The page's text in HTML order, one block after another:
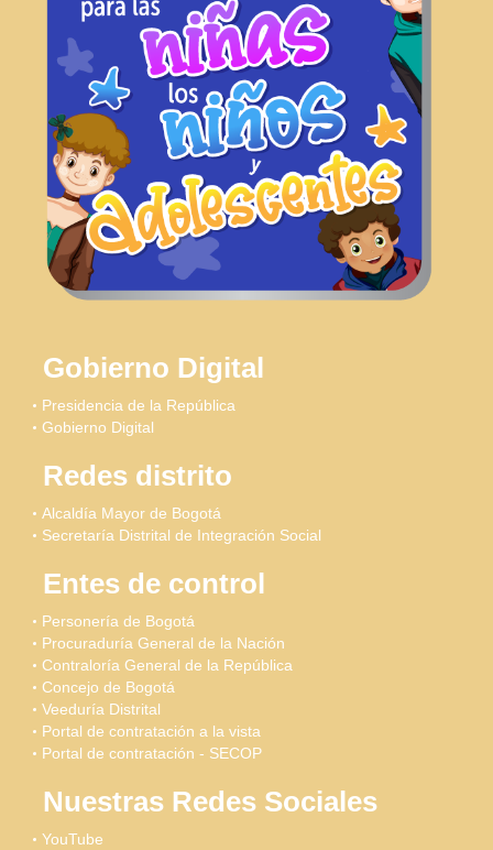
Gobierno Digital
Presidencia de la República
Gobierno Digital
Redes distrito
Alcaldía Mayor de Bogotá
Secretaría Distrital de Integración Social
Entes de control
Personería de Bogotá
Procuraduría General de la Nación
Contraloría General de la República
Concejo de Bogotá
Veeduría Distrital
Portal de contratación a la vista
Portal de contratación - SECOP
Nuestras Redes Sociales
YouTube